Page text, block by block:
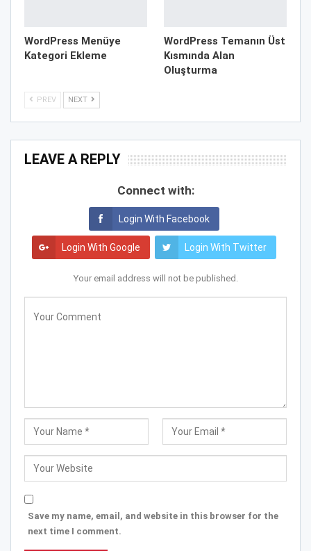
WordPress Menüye
Kategori Ekleme
WordPress Temanın Üst
Kısmında Alan
Oluşturma
PREV NEXT
LEAVE A REPLY
Connect with:
Login With Facebook
Login With Google Login With Twitter
Your email address will not be published.
Save my name, email, and website in this browser for the
next time I comment.